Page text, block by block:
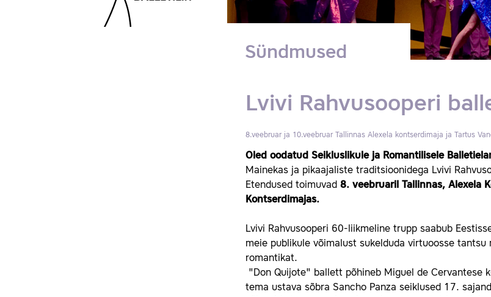
Sündmused
Lvivi Rahvusooperi
8.veebruar ja 10.veebruar Tallinnas Alexela kontserdimaja ja Tartus
Oled oodatud Seikluslikule ja Romantilisele
Mainekas ja pikaajaliste traditsioonidega Lvivi
Etendused toimuvad 8. veebruaril Tallinnas, Alexela
Kontserdimajas.
Lvivi Rahvusooperi 60-liikmeline trupp saabub
meie publikule võimalust sukelduda virtuoosse
romantikat.
"Don Quijote" ballett põhineb Miguel de Cervantese
tema ustava sõbra Sancho Panza seiklused 17.